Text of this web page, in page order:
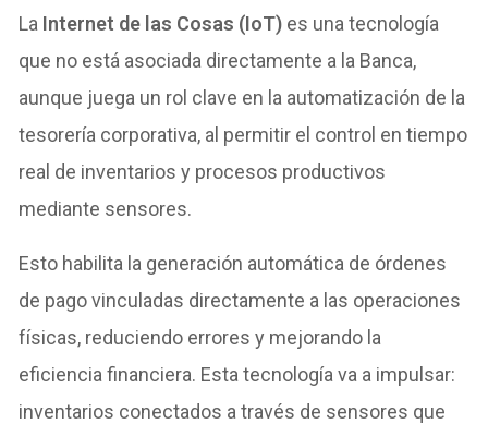
La Internet de las Cosas (IoT) es una tecnología
que no está asociada directamente a la Banca,
aunque juega un rol clave en la automatización de la
tesorería corporativa, al permitir el control en tiempo
real de inventarios y procesos productivos
mediante sensores.
Esto habilita la generación automática de órdenes
de pago vinculadas directamente a las operaciones
físicas, reduciendo errores y mejorando la
eficiencia financiera. Esta tecnología va a impulsar:
inventarios conectados a través de sensores que